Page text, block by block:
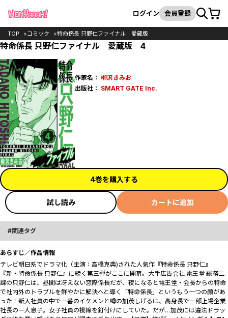
検索
ログイン 会員登録カート
TOP コミック 特命係長 只野仁ファイナル 愛蔵版
特命係長 只野仁ファイナル 愛蔵版 4
作家名： 柳沢きみお
出版社： SMART GATE Inc.
4巻を購入する
試し読み カートに追加
関連タグ
あらすじ／作品情報
テレビ朝日系でドラマ化（主演：高橋克典)された人気作『特命係長 只野仁』
『新・特命係長 只野仁』に続く第三弾がここに開幕。大手広告会社 電王堂 総務二
課の只野仁は、昼間は冴えない窓際係長だが、夜になると電王堂・会長からの特命
で社内外のトラブルを鮮やかに解決へと導く「特命係長」というもう一つの顔があ
った――！新入社員の中で一番のイケメンと噂の加茂しげるは、高身長で一部上場企業
社長の一人息子。女子社員の視線を釘付けにしていた。だが…加茂には違法ドラッ